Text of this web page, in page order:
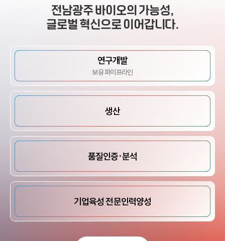
전남광주 바이오의 가능성,
글로벌 혁신으로 이어갑니다.
연구개발
보유 파이프라인
생산
품질인증·분석
기업육성전문인력양성